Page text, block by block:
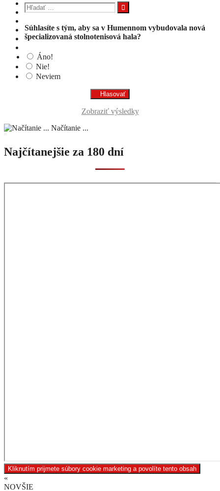
Hľadať:
Súhlasíte s tým, aby sa v Humennom vybudovala nová
špecializovaná stolnotenisová hala?
Áno!
Nie!
Neviem
Zobraziť výsledky
Načítanie ...
Najčítanejšie za 180 dní
Kliknutím prijmete súbory cookie marketing a povolíte tento obsah
«
NOVŠIE